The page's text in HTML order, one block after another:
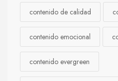
contenido de calidad
contenido emocional
contenido evergreen